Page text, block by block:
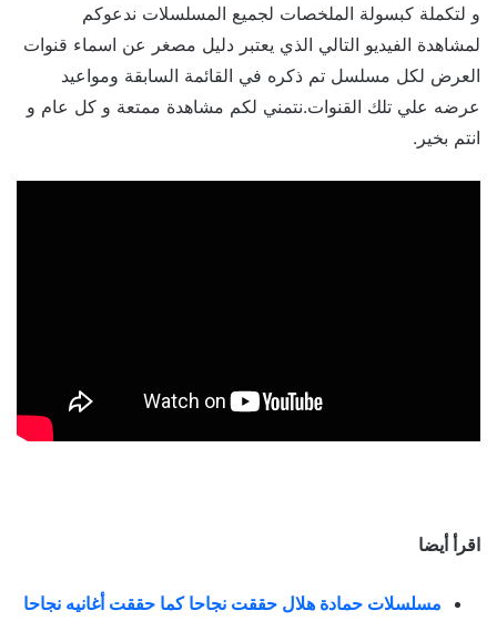
و لتكملة كبسولة الملخصات لجميع المسلسلات ندعوكم
لمشاهدة الفيديو التالي الذي يعتبر دليل مصغر عن اسماء قنوات
العرض لكل مسلسل تم ذكره في القائمة السابقة ومواعيد
عرضه علي تلك القنوات.نتمني لكم مشاهدة ممتعة و كل عام و
انتم بخير.
اقرأ أيضا
مسلسلات حمادة هلال حققت نجاحا كما حققت أغانيه نجاحا